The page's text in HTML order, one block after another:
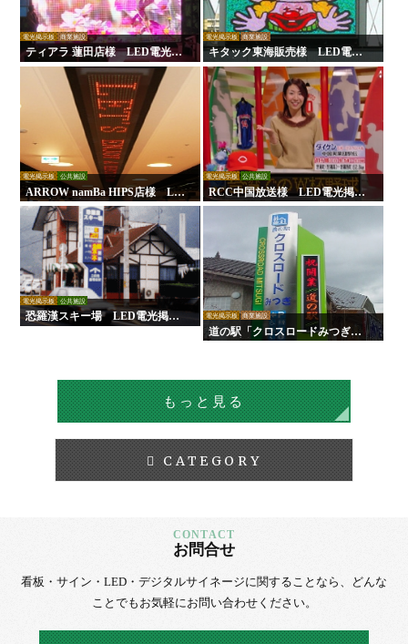
電光掲示板 商業施設
ティアラ 蓮田店様 LED電光掲
示板
電光掲示板 商業施設
キタック東海販売様 LED電光
掲示板
電光掲示板 公共施設
ARROW namBa HIPS店様 LE
D電光掲示板
電光掲示板 公共施設
RCC中国放送様 LED電光掲示
板
電光掲示板 公共施設
恐羅漢スキー場 LED電光掲示
板
電光掲示板 商業施設
道の駅「クロスロードみつぎ」L
ED電光掲示板
もっと見る
CATEGORY
お問合せ
看板・サイン・LED・デジタルサイネージに関することなら、
どんな
ことでもお気軽にお問い合わせください。